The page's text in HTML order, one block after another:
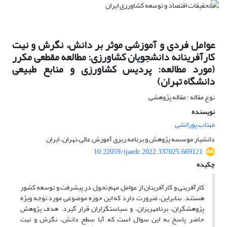
عوامل فردی و آموزشی موثر بر دانش، نگرش و نیت
کارآفرینانه دانشجویان کشاورزی: مطالعه مقطعی مکرر
(مورد مطالعه: پردیس کشاورزی و منابع طبیعی
دانشگاه تهران)
نوع مقاله : مقاله پژوهشی
نویسنده
مهتاب پوراتشی
دانشیار موسسه پژوهش و برنامه ریزی آموزش عالی،‌تهران، ایران
10.22059/ijaedr.2022.337025.669121
چکیده
کارآفرینی و کارآفرینان از عوامل مهم تحول در پیشرفت و توسعه کشور
هستند. بنابراین، ضرورت دارد که این حوزه موضوعی مورد توجه ویژه
پژوهشگران، برنامه­ریزان، و سیاست­گزاران قرار گیرد. هدف پژوهش
حاضر پاسخ به این سوال است که آیا سطح دانش، نگرش و نیت